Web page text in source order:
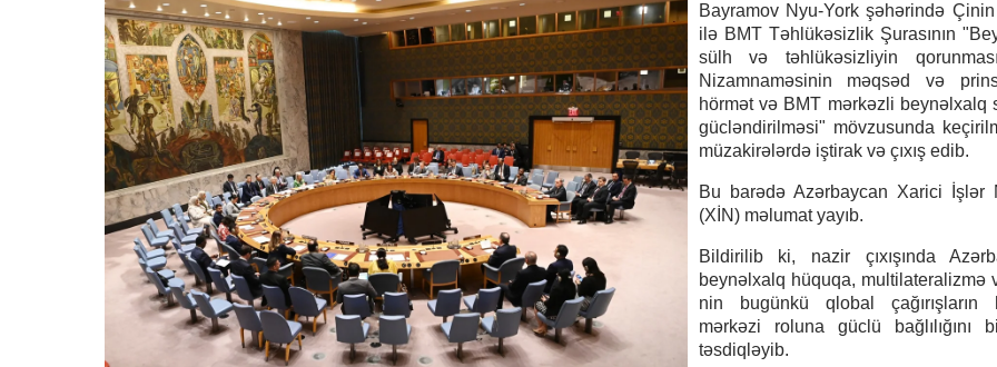
Bayramov Nyu-York şəhərində
ilə BMT Təhlükəsizlik Şurasının
sülh və təhlükəsizliyin
Nizamnaməsinin məqsəd və
hörmət və BMT mərkəzli beynəlxalq
gücləndirilməsi" mövzusunda
müzakirələrdə iştirak və çıxış edib.
Bu barədə Azərbaycan Xarici İşlər
(XİN) məlumat yayıb.
Bildirilib ki, nazir çıxışında
beynəlxalq hüquqa, multilateralizmə
nin bugünkü qlobal çağırışların
mərkəzi roluna güclü bağlılığını
təsdiqləyib.